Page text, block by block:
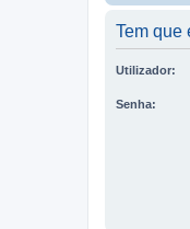
Tem que
Utilizador:
Senha: